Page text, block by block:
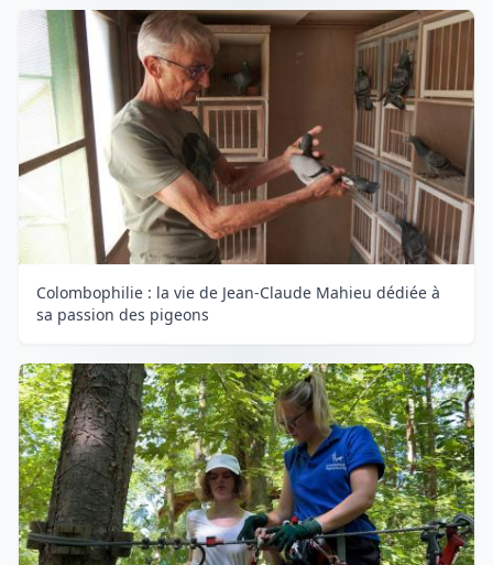
Colombophilie : la vie de Jean-Claude Mahieu dédiée à
sa passion des pigeons